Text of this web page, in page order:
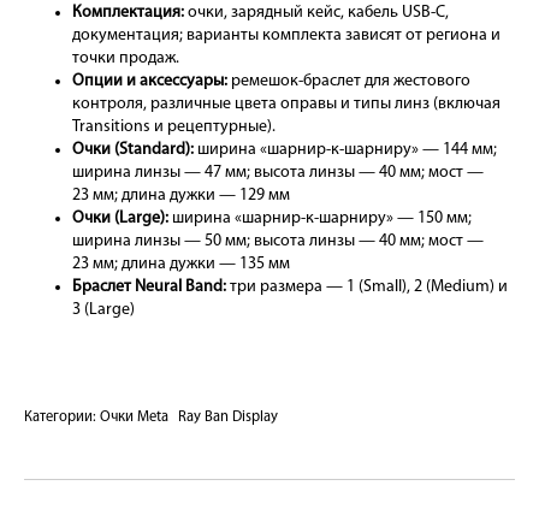
Комплектация: очки, зарядный кейс, кабель USB-C,
документация; варианты комплекта зависят от региона и
точки продаж.
Опции и аксессуары: ремешок-браслет для жестового
контроля, различные цвета оправы и типы линз (включая
Transitions и рецептурные).
Очки (Standard): ширина «шарнир-к-шарниру» — 144 мм;
ширина линзы — 47 мм; высота линзы — 40 мм; мост —
23 мм; длина дужки — 129 мм
Очки (Large): ширина «шарнир-к-шарниру» — 150 мм;
ширина линзы — 50 мм; высота линзы — 40 мм; мост —
23 мм; длина дужки — 135 мм
Браслет Neural Band: три размера — 1 (Small), 2 (Medium) и
3 (Large)
Категории: Очки Meta Ray Ban Display